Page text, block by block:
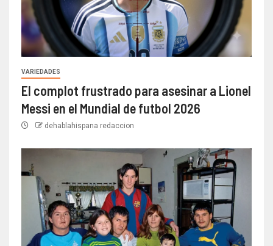
VARIEDADES
El complot frustrado para asesinar a Lionel
Messi en el Mundial de futbol 2026
dehablahispana redaccion